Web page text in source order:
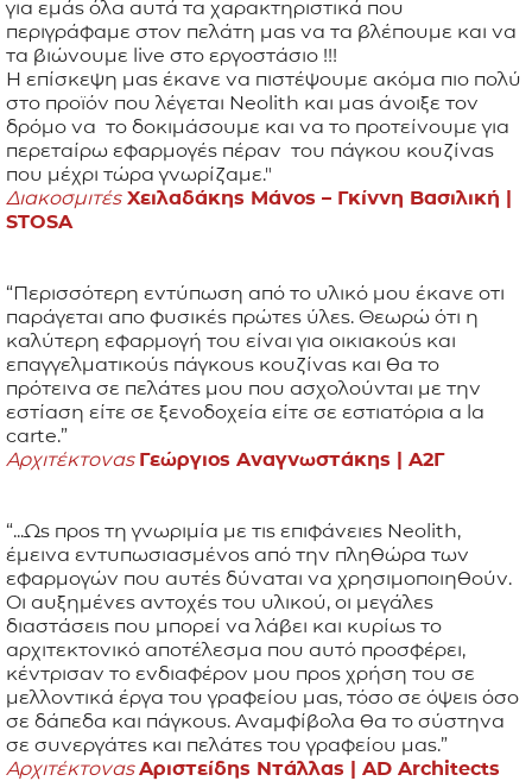
για εμάς όλα αυτά τα χαρακτηριστικά που
περιγράφαμε στον πελάτη μας να τα βλέπουμε και να
τα βιώνουμε live στο εργοστάσιο !!!
Η επίσκεψη μας έκανε να πιστέψουμε ακόμα πιο πολύ
στο προϊόν που λέγεται Neolith και μας άνοιξε τον
δρόμο να το δοκιμάσουμε και να το προτείνουμε για
περεταίρω εφαρμογές πέραν του πάγκου κουζίνας
που μέχρι τώρα γνωρίζαμε."
ΔιακοσμιτέςΧειλαδάκης Μάνος – Γκίννη Βασιλική |
STOSA
“Περισσότερη εντύπωση από το υλικό μου έκανε οτι
παράγεται απο φυσικές πρώτες ύλες. Θεωρώ ότι η
καλύτερη εφαρμογή του είναι για οικιακούς και
επαγγελματικούς πάγκους κουζίνας και θα το
πρότεινα σε πελάτες μου που ασχολούνται με την
εστίαση είτε σε ξενοδοχεία είτε σε εστιατόρια a la
carte.”
Αρχιτέκτονας Γεώργιος Αναγνωστάκης | Α2Γ
“...Ως προς τη γνωριμία με τις επιφάνειες Neolith,
έμεινα εντυπωσιασμένος από την πληθώρα των
εφαρμογών που αυτές δύναται να χρησιμοποιηθούν.
Οι αυξημένες αντοχές του υλικού, οι μεγάλες
διαστάσεις που μπορεί να λάβει και κυρίως το
αρχιτεκτονικό αποτέλεσμα που αυτό προσφέρει,
κέντρισαν το ενδιαφέρον μου προς χρήση του σε
μελλοντικά έργα του γραφείου μας, τόσο σε όψεις όσο
σε δάπεδα και πάγκους. Αναμφίβολα θα το σύστηνα
σε συνεργάτες και πελάτες του γραφείου μας.”
Αρχιτέκτονας Αριστείδης Ντάλλας | AD Architects